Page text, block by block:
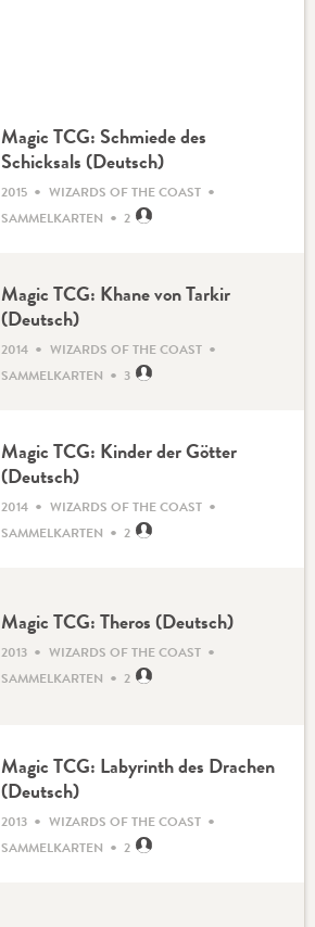
Magic TCG: Schmiede des
Schicksals (Deutsch)
2015 • WIZARDS OF THE COAST •
SAMMELKARTEN • 2
Magic TCG: Khane von Tarkir
(Deutsch)
2014 • WIZARDS OF THE COAST •
SAMMELKARTEN • 3
Magic TCG: Kinder der Götter
(Deutsch)
2014 • WIZARDS OF THE COAST •
SAMMELKARTEN • 2
Magic TCG: Theros (Deutsch)
2013 • WIZARDS OF THE COAST •
SAMMELKARTEN • 2
Magic TCG: Labyrinth des Drachen
(Deutsch)
2013 • WIZARDS OF THE COAST •
SAMMELKARTEN • 2